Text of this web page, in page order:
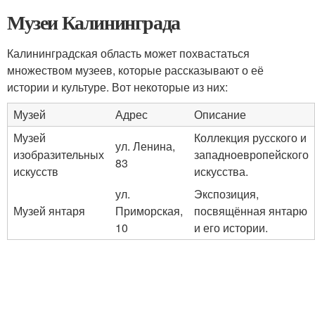
Музеи Калининграда
Калининградская область может похвастаться
множеством музеев, которые рассказывают о её
истории и культуре. Вот некоторые из них:
Музей
Адрес
Описание
Музей
изобразительных
искусств
ул. Ленина,
83
Коллекция русского и
западноевропейского
искусства.
Музей янтаря
ул.
Приморская,
10
Экспозиция,
посвящённая янтарю
и его истории.